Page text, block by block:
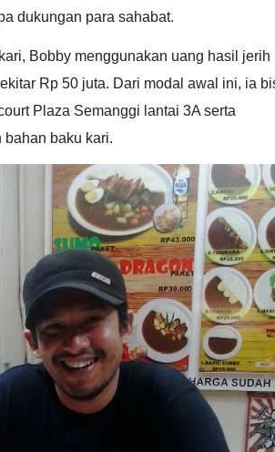
dukungan para sahabat.
Bobby menggunakan uang hasil jerih
Rp 50 juta. Dari modal awal ini, ia
Plaza Semanggi lantai 3A serta
baku kari.